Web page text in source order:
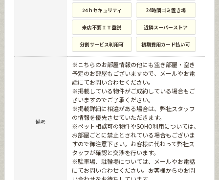
24ｈセキュリティ 24時間ゴミ置き場
来店不要ＩＴ重説 近隣スーパーストア
分割サービス利用可 初期費用カード払い可
備考
※こちらのお部屋情報の他にも空き部屋・空き
予定のお部屋もございますので、メールやお電
話にてお問い合わせください。
※掲載している物件がご成約している場合もご
ざいますのでご了承ください。
※掲載詳細に相違がある場合は、弊社スタッフ
の情報を優先させていただきます。
※ペット相談可の物件やSOHO利用については、
お部屋ごとに禁止とされている場合もございま
すので御注意下さい。お客様に代わって弊社ス
タッフが確認と交渉を行います。
※駐車場、駐輪場については、メールやお電話
にてお問い合わせください。お客様からのお問